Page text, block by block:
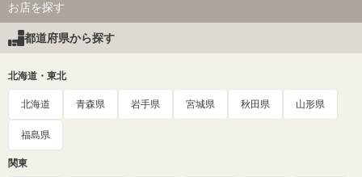
お店を探す
都道府県から探す
北海道・東北
北海道 青森県 岩手県 宮城県 秋田県 山形県
福島県
関東